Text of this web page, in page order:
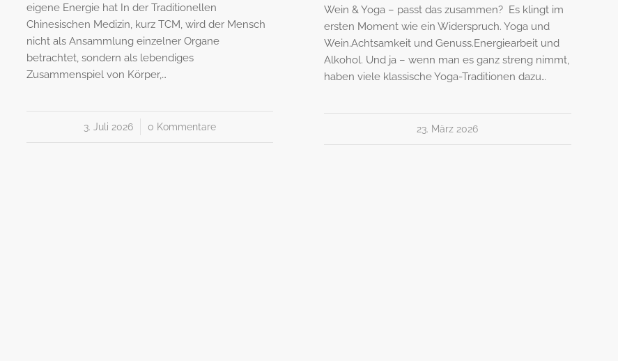
eigene Energie hat In der Traditionellen
Chinesischen Medizin, kurz TCM, wird der Mensch
nicht als Ansammlung einzelner Organe
betrachtet, sondern als lebendiges
Zusammenspiel von Körper,…
3. Juli 2026
/ 0 Kommentare
Wein & Yoga – passt das zusammen? Es klingt im
ersten Moment wie ein Widerspruch. Yoga und
Wein.Achtsamkeit und Genuss.Energiearbeit und
Alkohol. Und ja – wenn man es ganz streng nimmt,
haben viele klassische Yoga-Traditionen dazu…
23. März 2026